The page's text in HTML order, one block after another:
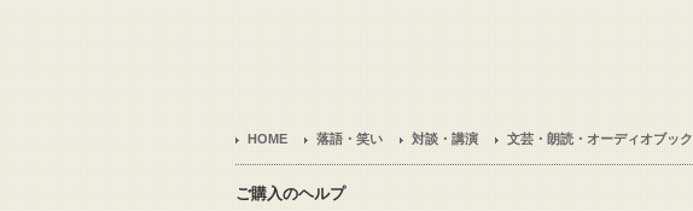
HOME 落語・笑い 対談・講演 文芸・朗読・オーディオブック
ご購入のヘルプ